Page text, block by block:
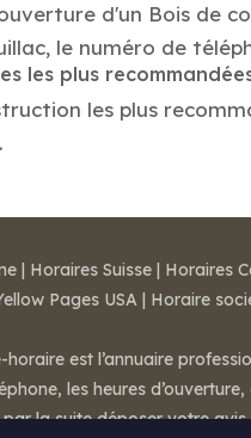
d'un Bois de
le numéro de
les plus
les plus
| Horaires Suisse | Horaires
Pages USA | Horaire
est l’annuaire
les heures
la suite déposer votre